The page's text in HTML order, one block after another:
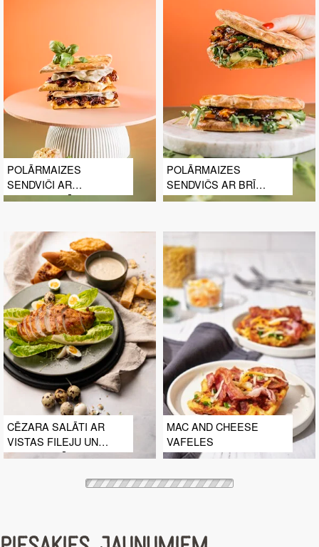
POLĀRMAIZES
SENDVIČI AR
KARAMELIZĒTIEM
DESU
POLĀRMAIZES
SENDVIČS AR BRĪ
SIERU UN ĶIPLOKU
CĒZARA SALĀTI AR
VISTAS FILEJU UN
TRIFEĻU MĒRCI
MAC AND CHEESE
VAFELES